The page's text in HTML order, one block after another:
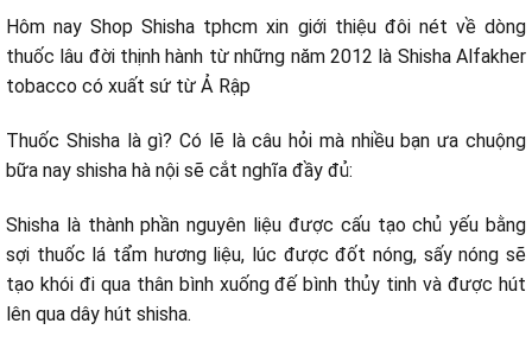
Hôm nay Shop Shisha tphcm xin giới thiệu đôi nét về dòng
thuốc lâu đời thịnh hành từ những năm 2012 là Shisha Alfakher
tobacco có xuất sứ từ Ả Rập
Thuốc Shisha là gì? Có lẽ là câu hỏi mà nhiềubạnưa chuộng
bữa nay shisha hà nội sẽ cắt nghĩa đầy đủ:
Shisha là thành phầnnguyên liệu được cấu tạochủ yếu bằng
sợi thuốc lá tẩm hương liệu, lúc được đốt nóng, sấy nóng sẽ
tạo khói đi qua thân bình xuống đế bình thủy tinh và được hút
lên qua dây hút shisha.